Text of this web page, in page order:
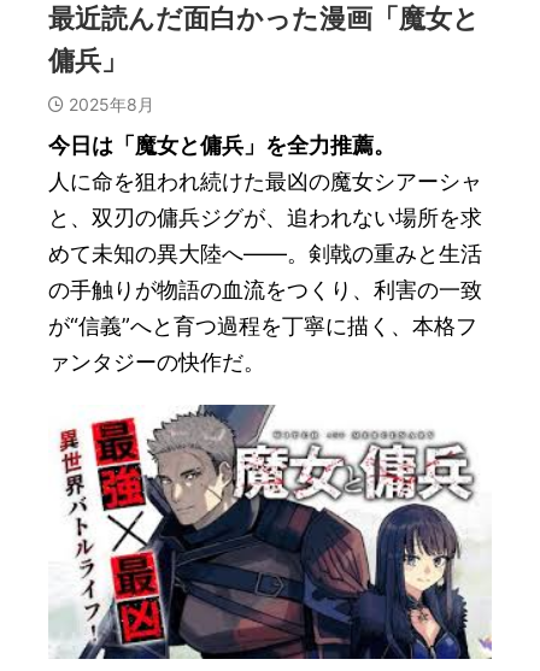
最近読んだ面白かった漫画「魔女と
傭兵」
2025年8月
今日は「魔女と傭兵」を全力推薦。
人に命を狙われ続けた最凶の魔女シアーシャ
と、双刃の傭兵ジグが、追われない場所を求
めて未知の異大陸へ――。剣戟の重みと生活
の手触りが物語の血流をつくり、利害の一致
が“信義”へと育つ過程を丁寧に描く、本格フ
ァンタジーの快作だ。